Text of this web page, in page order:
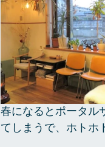
春になるとポータル
てしまうで、ホトホ